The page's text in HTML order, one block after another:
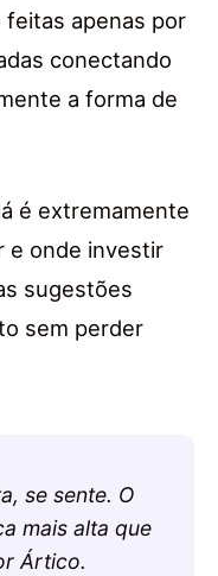
apenas por
conectando
a forma de
é extremamente
e onde investir
sugestões
sem perder
se sente. O
mais alta que
Ártico.